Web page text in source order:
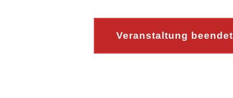
Veranstaltung beendet